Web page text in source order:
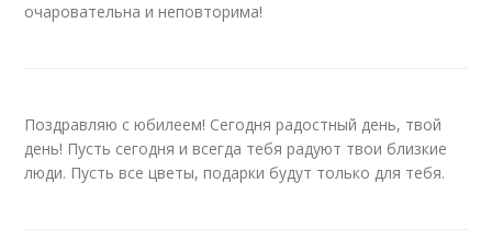
очаровательна и неповторима!
Поздравляю с юбилеем! Сегодня радостный день, твой
день! Пусть сегодня и всегда тебя радуют твои близкие
люди. Пусть все цветы, подарки будут только для тебя.